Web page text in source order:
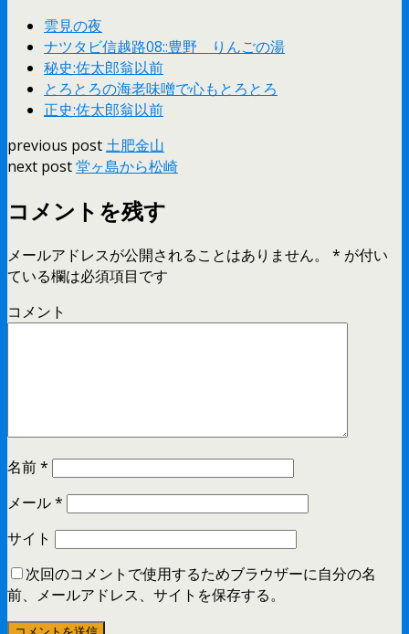
雲見の夜
ナツタビ信越路08::豊野 りんごの湯
秘史:佐太郎翁以前
とろとろの海老味噌で心もとろとろ
正史:佐太郎翁以前
previous post土肥金山
next post堂ヶ島から松崎
コメントを残す
メールアドレスが公開されることはありません。 * が付い
ている欄は必須項目です
コメント
名前*
メール*
サイト
次回のコメントで使用するためブラウザーに自分の名
前、メールアドレス、サイトを保存する。